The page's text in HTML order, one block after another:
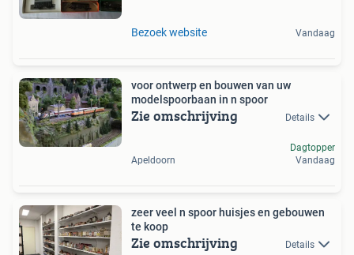
Bezoek website Vandaag
voor ontwerp en bouwen van uw
modelspoorbaan in n spoor
Zie omschrijving Details
Apeldoorn
Dagtopper
Vandaag
zeer veel n spoor huisjes en gebouwen
te koop
Zie omschrijving Details